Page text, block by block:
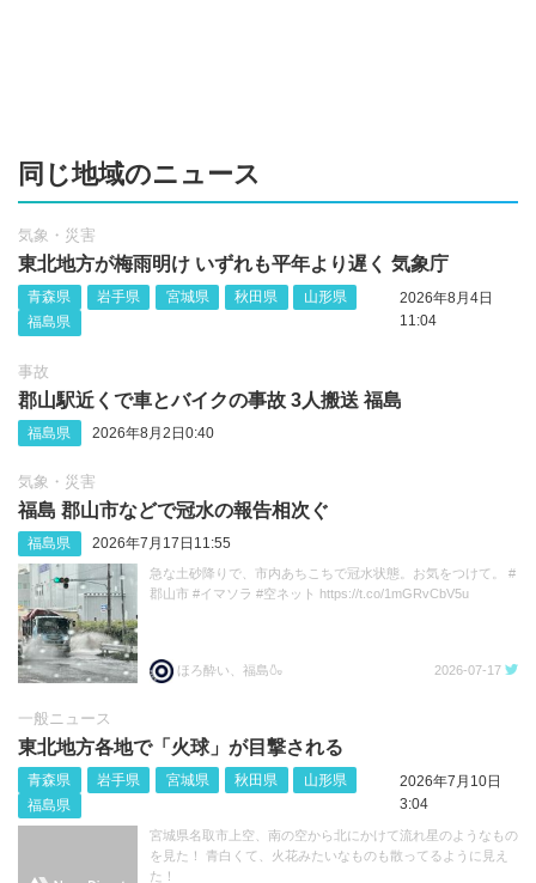
同じ地域のニュース
気象・災害
東北地方が梅雨明け いずれも平年より遅く 気象庁
青森県 岩手県 宮城県 秋田県
山形県
福島県
2026年8月4日
11:04
事故
郡山駅近くで車とバイクの事故 3人搬送 福島
福島県 2026年8月2日0:40
気象・災害
福島 郡山市などで冠水の報告相次ぐ
福島県 2026年7月17日11:55
急な土砂降りで、市内あちこちで冠水状態。お気をつけて。 #
郡山市 #イマソラ #空ネット https://t.co/1mGRvCbV5u
ほろ酔い、福島🍶 2026-07-17
一般ニュース
東北地方各地で「火球」が目撃される
青森県 岩手県 宮城県 秋田県
山形県
福島県
2026年7月10日
3:04
宮城県名取市上空、南の空から北にかけて流れ星のようなもの
を見た！ 青白くて、火花みたいなものも散ってるように見え
た！